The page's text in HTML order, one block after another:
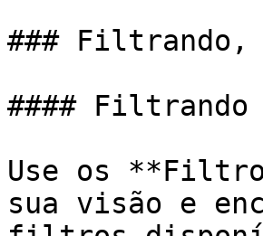
### Filtrando,
#### Filtrando
Use os
sua visão e